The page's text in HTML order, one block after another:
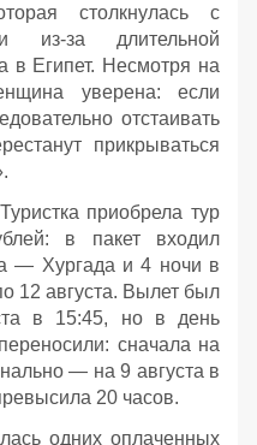
столкнулась с
из‑за длительной
в Египет. Несмотря на
уверена: если
отстаивать
прикрываться
приобрела тур
в пакет входил
— Хургада и 4 ночи в
12 августа. Вылет был
в 15:45, но в день
сначала на
— на 9 августа в
20 часов.
одних оплаченных